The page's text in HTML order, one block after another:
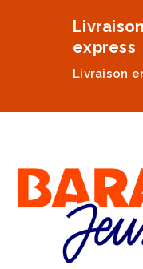
Livraison
express
Livraison